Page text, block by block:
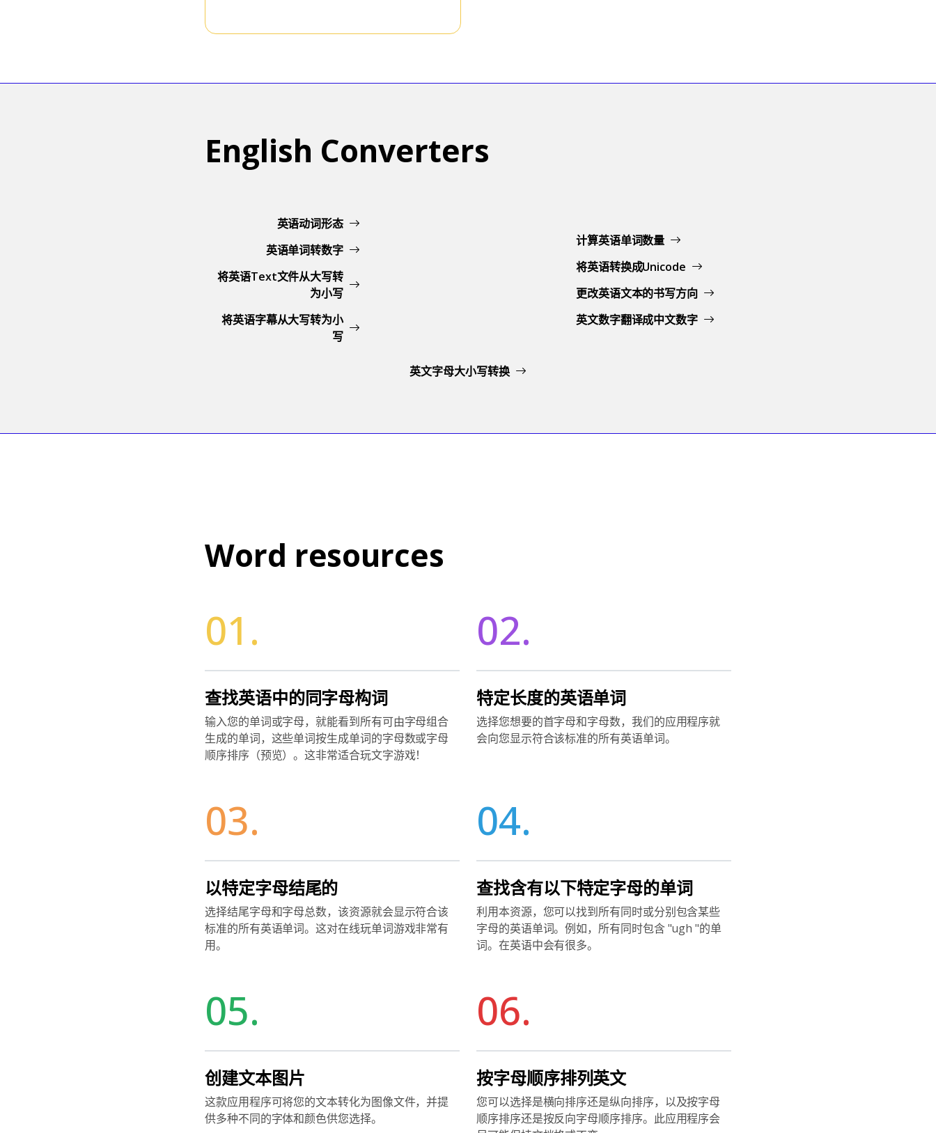
English Converters
英语动词形态
英语单词转数字
将英语Text文件从大写转
为小写
将英语字幕从大写转为小
写
计算英语单词数量
将英语转换成Unicode
更改英语文本的书写方向
英文数字翻译成中文数字
英文字母大小写转换
Word resources
01.
查找英语中的同字母构词
输入您的单词或字母，就能看到所有可由字母组合
生成的单词，这些单词按生成单词的字母数或字母
顺序排序（预览）。这非常适合玩文字游戏！
02.
特定长度的英语单词
选择您想要的首字母和字母数，我们的应用程序就
会向您显示符合该标准的所有英语单词。
03.
以特定字母结尾的
选择结尾字母和字母总数，该资源就会显示符合该
标准的所有英语单词。这对在线玩单词游戏非常有
用。
04.
查找含有以下特定字母的单词
利用本资源，您可以找到所有同时或分别包含某些
字母的英语单词。例如，所有同时包含 "ugh "的单
词。在英语中会有很多。
05.
创建文本图片
这款应用程序可将您的文本转化为图像文件，并提
供多种不同的字体和颜色供您选择。
06.
按字母顺序排列英文
您可以选择是横向排序还是纵向排序，以及按字母
顺序排序还是按反向字母顺序排序。此应用程序会